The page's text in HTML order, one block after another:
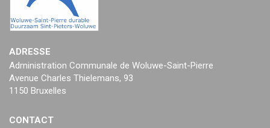
ADRESSE
Administration Communale de Woluwe-Saint-Pierre
Avenue Charles Thielemans, 93
1150 Bruxelles
CONTACT